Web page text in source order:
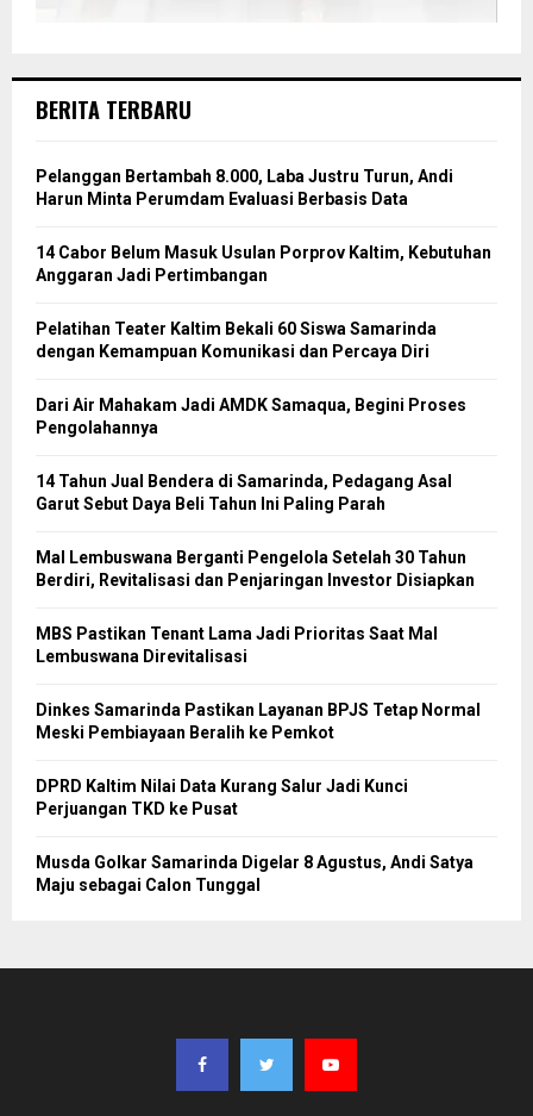
BERITA TERBARU
Pelanggan Bertambah 8.000, Laba Justru Turun, Andi
Harun Minta Perumdam Evaluasi Berbasis Data
14 Cabor Belum Masuk Usulan Porprov Kaltim, Kebutuhan
Anggaran Jadi Pertimbangan
Pelatihan Teater Kaltim Bekali 60 Siswa Samarinda
dengan Kemampuan Komunikasi dan Percaya Diri
Dari Air Mahakam Jadi AMDK Samaqua, Begini Proses
Pengolahannya
14 Tahun Jual Bendera di Samarinda, Pedagang Asal
Garut Sebut Daya Beli Tahun Ini Paling Parah
Mal Lembuswana Berganti Pengelola Setelah 30 Tahun
Berdiri, Revitalisasi dan Penjaringan Investor Disiapkan
MBS Pastikan Tenant Lama Jadi Prioritas Saat Mal
Lembuswana Direvitalisasi
Dinkes Samarinda Pastikan Layanan BPJS Tetap Normal
Meski Pembiayaan Beralih ke Pemkot
DPRD Kaltim Nilai Data Kurang Salur Jadi Kunci
Perjuangan TKD ke Pusat
Musda Golkar Samarinda Digelar 8 Agustus, Andi Satya
Maju sebagai Calon Tunggal